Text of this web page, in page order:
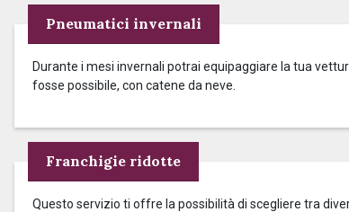
Pneumatici invernali
Durante i mesi invernali potrai equipaggiare la tua
fosse possibile, con catene da neve.
Franchigie ridotte
Questo servizio ti offre la possibilità di scegliere tra